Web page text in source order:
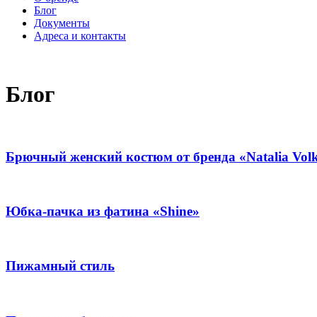
Блог
Документы
Адреса и контакты
Блог
Брючный женский костюм от бренда «Natalia
Юбка-пачка из фатина «Shine»
Пижамный стиль